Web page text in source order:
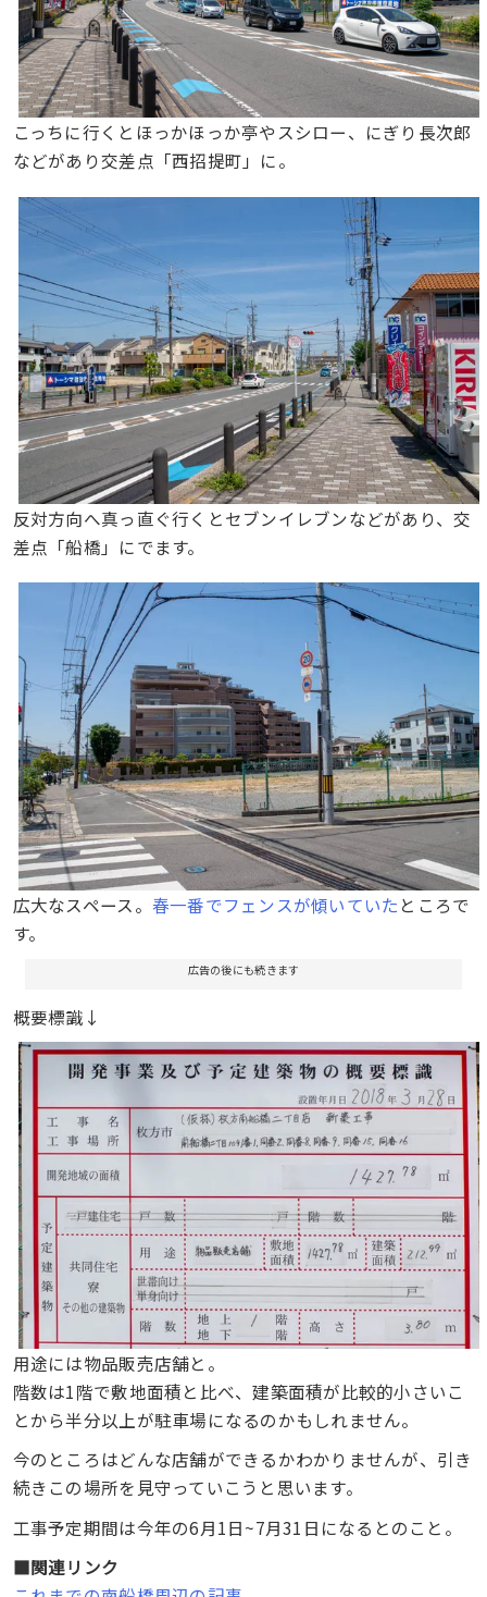
こっちに行くとほっかほっか亭やスシロー、にぎり長次郎
などがあり交差点「西招提町」に。
反対方向へ真っ直ぐ行くとセブンイレブンなどがあり、交
差点「船橋」にでます。
広大なスペース。 春一番でフェンスが傾いていた ところで
す。
広告の後にも続きます
概要標識↓
用途には物品販売店舗と。
階数は1階で敷地面積と比べ、建築面積が比較的小さいこ
とから半分以上が駐車場になるのかもしれません。
今のところはどんな店舗ができるかわかりませんが、引き
続きこの場所を見守っていこうと思います。
工事予定期間は今年の6月1日~7月31日になるとのこと。
■関連リンク